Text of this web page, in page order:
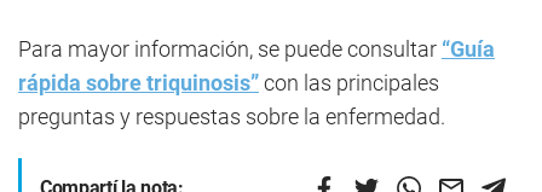
Para mayor información, se puede consultar “Guía
rápida sobre triquinosis”con las principales
preguntas y respuestas sobre la enfermedad.